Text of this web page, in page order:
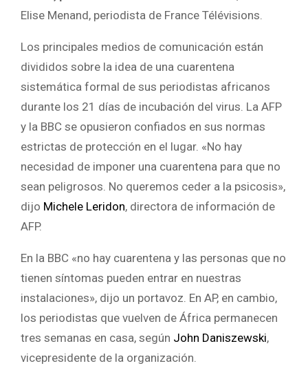
Elise Menand, periodista de France Télévisions.
Los principales medios de comunicación están
divididos sobre la idea de una cuarentena
sistemática formal de sus periodistas africanos
durante los 21 días de incubación del virus. La AFP
y la BBC se opusieron confiados en sus normas
estrictas de protección en el lugar. «No hay
necesidad de imponer una cuarentena para que no
sean peligrosos. No queremos ceder a la psicosis»,
dijo Michele Leridon, directora de información de
AFP.
En la BBC «no hay cuarentena y las personas que no
tienen síntomas pueden entrar en nuestras
instalaciones», dijo un portavoz. En AP, en cambio,
los periodistas que vuelven de África permanecen
tres semanas en casa, según John Daniszewski,
vicepresidente de la organización.